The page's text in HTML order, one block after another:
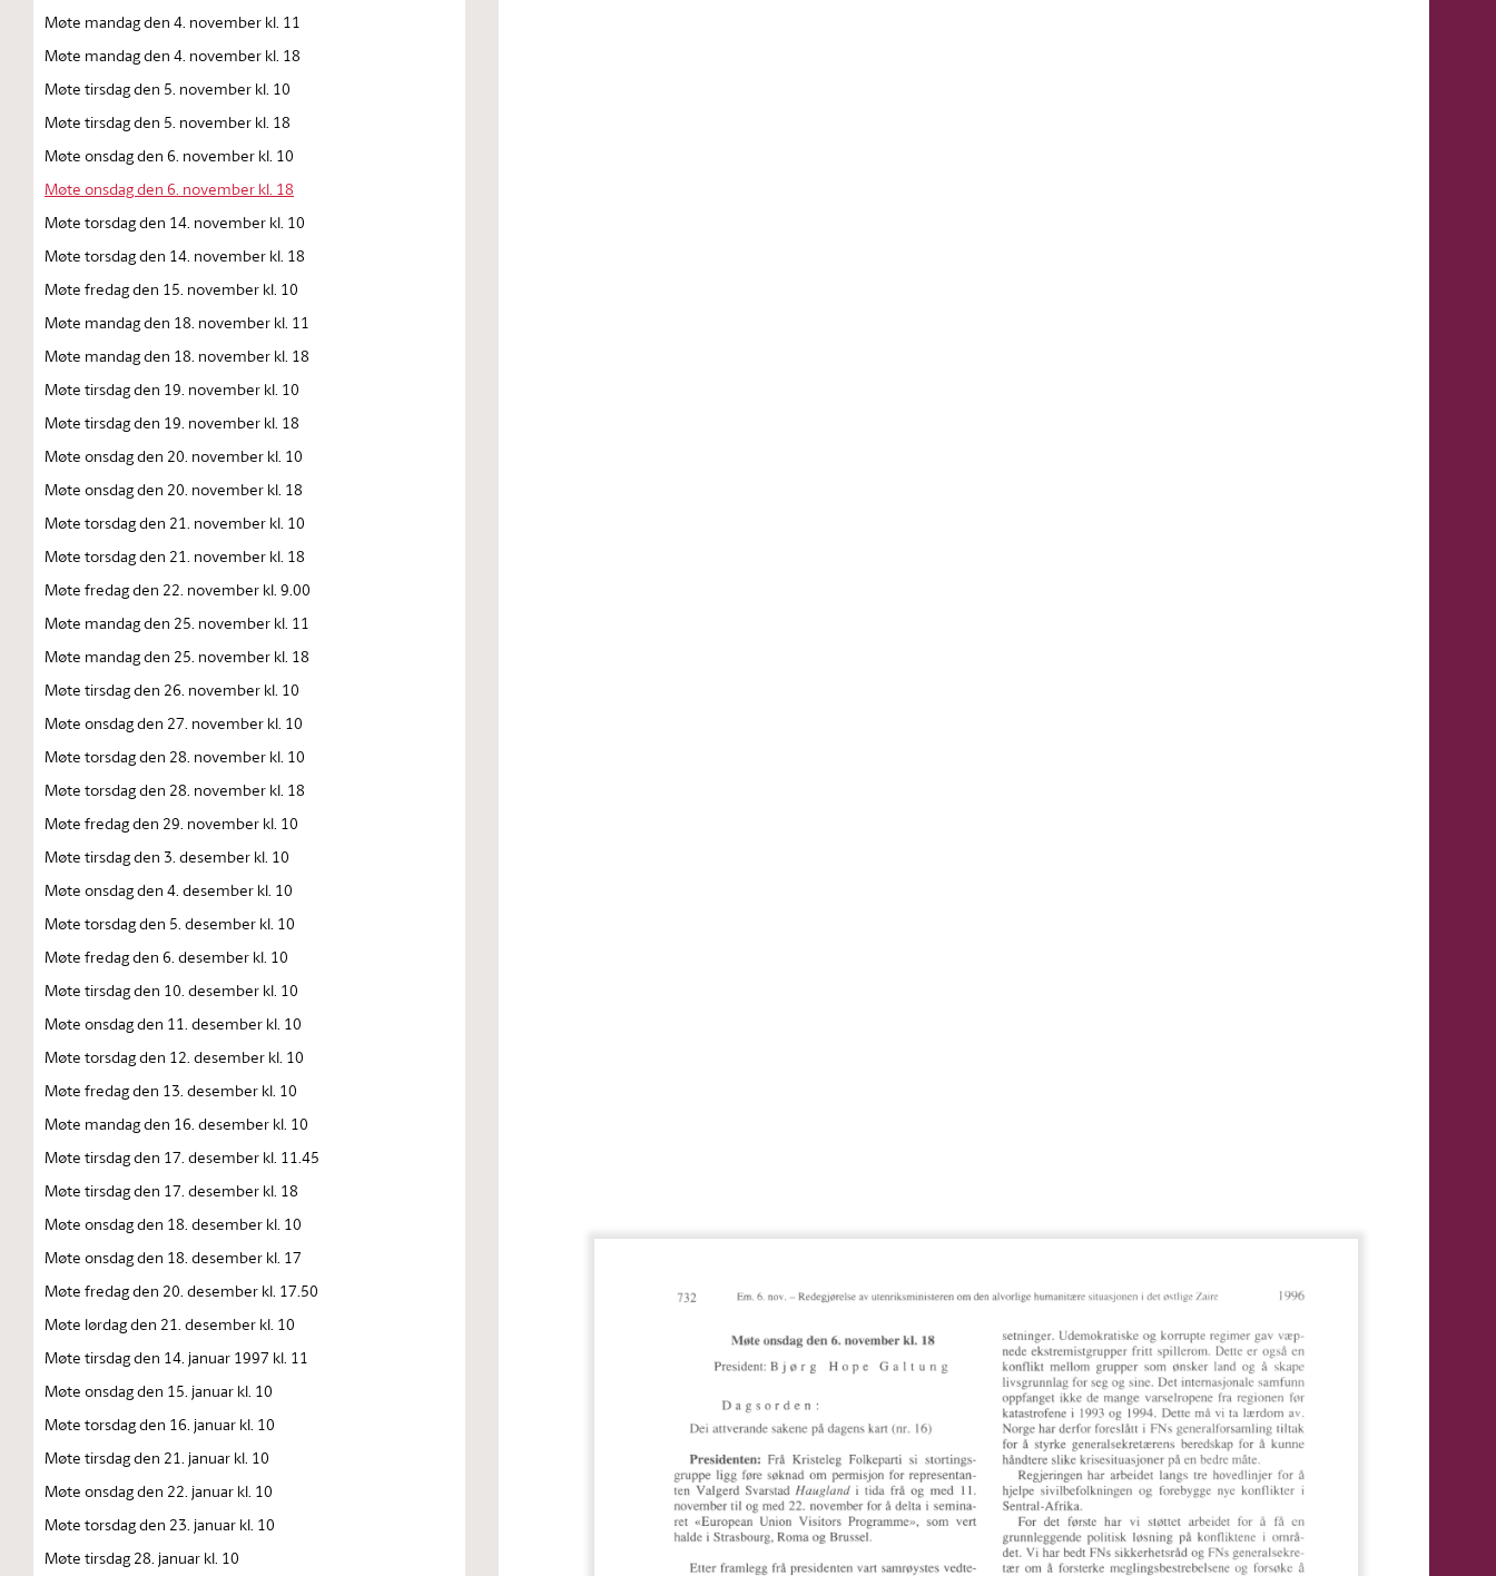
Møte mandag den 4. november kl. 11
Møte mandag den 4. november kl. 18
Møte tirsdag den 5. november kl. 10
Møte tirsdag den 5. november kl. 18
Møte onsdag den 6. november kl. 10
Møte onsdag den 6. november kl. 18
Møte torsdag den 14. november kl. 10
Møte torsdag den 14. november kl. 18
Møte fredag den 15. november kl. 10
Møte mandag den 18. november kl. 11
Møte mandag den 18. november kl. 18
Møte tirsdag den 19. november kl. 10
Møte tirsdag den 19. november kl. 18
Møte onsdag den 20. november kl. 10
Møte onsdag den 20. november kl. 18
Møte torsdag den 21. november kl. 10
Møte torsdag den 21. november kl. 18
Møte fredag den 22. november kl. 9.00
Møte mandag den 25. november kl. 11
Møte mandag den 25. november kl. 18
Møte tirsdag den 26. november kl. 10
Møte onsdag den 27. november kl. 10
Møte torsdag den 28. november kl. 10
Møte torsdag den 28. november kl. 18
Møte fredag den 29. november kl. 10
Møte tirsdag den 3. desember kl. 10
Møte onsdag den 4. desember kl. 10
Møte torsdag den 5. desember kl. 10
Møte fredag den 6. desember kl. 10
Møte tirsdag den 10. desember kl. 10
Møte onsdag den 11. desember kl. 10
Møte torsdag den 12. desember kl. 10
Møte fredag den 13. desember kl. 10
Møte mandag den 16. desember kl. 10
Møte tirsdag den 17. desember kl. 11.45
Møte tirsdag den 17. desember kl. 18
Møte onsdag den 18. desember kl. 10
Møte onsdag den 18. desember kl. 17
Møte fredag den 20. desember kl. 17.50
Møte lørdag den 21. desember kl. 10
Møte tirsdag den 14. januar 1997 kl. 11
Møte onsdag den 15. januar kl. 10
Møte torsdag den 16. januar kl. 10
Møte tirsdag den 21. januar kl. 10
Møte onsdag den 22. januar kl. 10
Møte torsdag den 23. januar kl. 10
Møte tirsdag 28. januar kl. 10